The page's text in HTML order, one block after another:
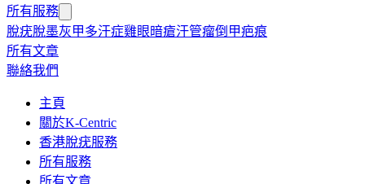
所有服務
脫疣脫墨灰甲多汗症雞眼暗瘡汗管瘤倒甲疤痕
所有文章
聯絡我們
主頁
關於K-Centric
香港脫疣服務
所有服務
所有文章